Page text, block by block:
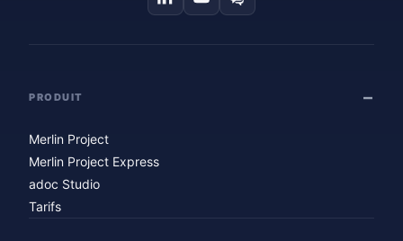
PRODUIT
Merlin Project
Merlin Project Express
adoc Studio
Tarifs